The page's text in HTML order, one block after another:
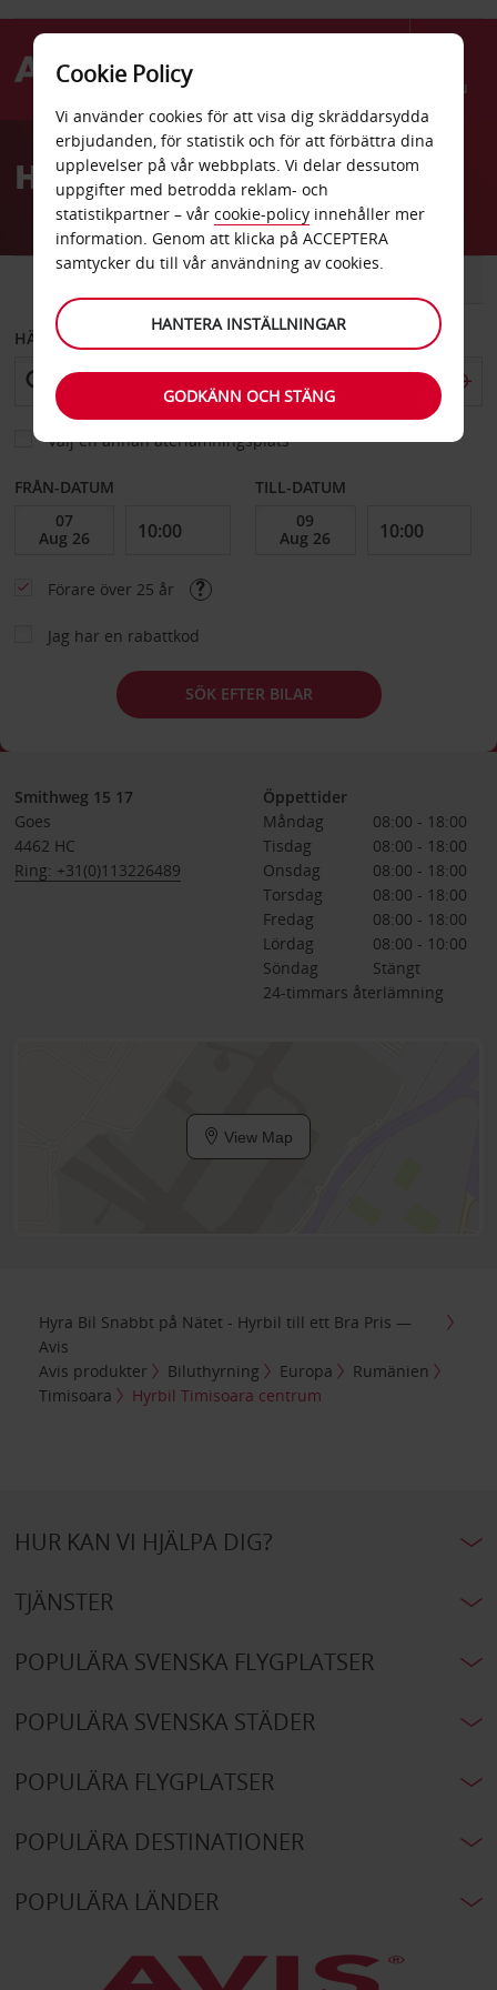
Menu
AvisHyrbil Timisoara centrum
BIL
HÄMTA FRÅN
Välj en annan återlämningsplats
FRÅN-DATUM TILL-DATUM
Förare över 25 år
Jag har en rabattkod
SÖK EFTER BILAR
Smithweg 15 17
Goes
4462 HC
Ring: +31(0)113226489
Öppettider
Måndag
08:00 - 18:00
Tisdag
08:00 - 18:00
Onsdag
08:00 - 18:00
Torsdag
08:00 - 18:00
Fredag
08:00 - 18:00
Lördag
08:00 - 10:00
Söndag
Stängt
24-timmars återlämning
View Map
Hyra Bil Snabbt på Nätet - Hyrbil till ett Bra Pris —
Avis
Avis produkter
Biluthyrning Europa
Rumänien
Timisoara
Hyrbil Timisoara centrum
HUR KAN VI HJÄLPA DIG?
TJÄNSTER
POPULÄRA SVENSKA FLYGPLATSER
POPULÄRA SVENSKA STÄDER
POPULÄRA FLYGPLATSER
POPULÄRA DESTINATIONER
POPULÄRA LÄNDER
Cookie Policy
Vi använder cookies för att visa dig skräddarsydda
erbjudanden, för statistik och för att förbättra dina
upplevelser på vår webbplats. Vi delar dessutom
uppgifter med betrodda reklam- och
statistikpartner – vår cookie-policy innehåller mer
information. Genom att klicka på ACCEPTERA
samtycker du till vår användning av cookies.
HANTERA INSTÄLLNINGAR
GODKÄNN OCH STÄNG